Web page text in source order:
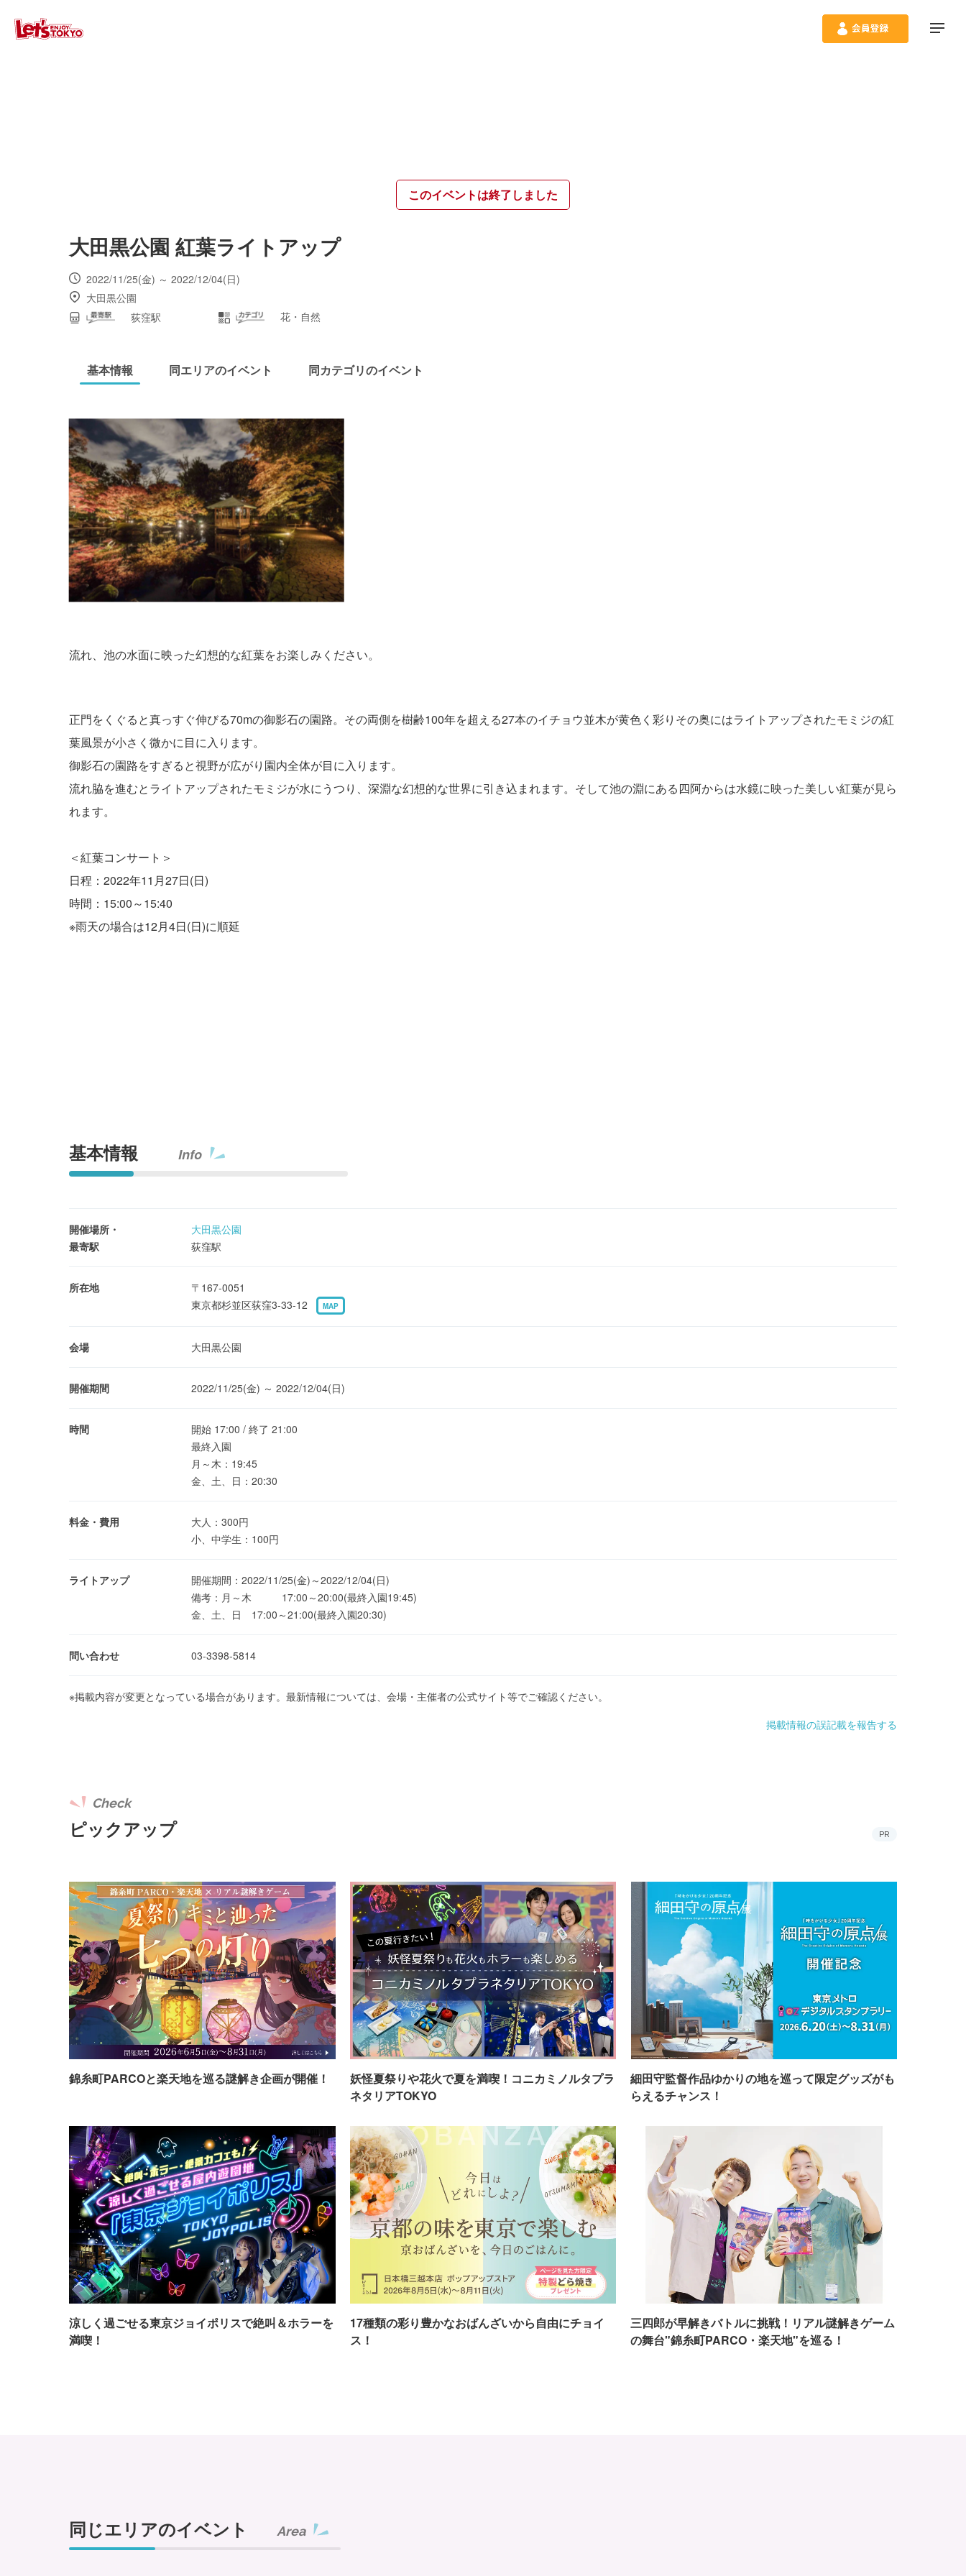
このイベントは終了しました
大田黒公園 紅葉ライトアップ
2022/11/25(金) ～ 2022/12/04(日)
大田黒公園
荻窪駅
花・自然
基本情報 同エリアのイベント 同カテゴリのイベント
流れ、池の水面に映った幻想的な紅葉をお楽しみください。
正門をくぐると真っすぐ伸びる70mの御影石の園路。その両側を樹齢100年を超える27本のイチョウ並木が黄色く彩りその奥にはライトアップされたモミジの紅
葉風景が小さく微かに目に入ります。
御影石の園路をすぎると視野が広がり園内全体が目に入ります。
流れ脇を進むとライトアップされたモミジが水にうつり、深淵な幻想的な世界に引き込まれます。そして池の淵にある四阿からは水鏡に映った美しい紅葉が見ら
れます。
＜紅葉コンサート＞
日程：2022年11月27日(日)
時間：15:00～15:40
※雨天の場合は12月4日(日)に順延
基本情報 Info
開催場所・
最寄駅
大田黒公園
荻窪駅
所在地
〒167-0051
東京都杉並区荻窪3-33-12
MAP
会場 大田黒公園
開催期間 2022/11/25(金) ～ 2022/12/04(日)
時間
開始 17:00 / 終了 21:00
最終入園
月～木：19:45
金、土、日：20:30
料金・費用
大人：300円
小、中学生：100円
ライトアップ
開催期間：2022/11/25(金)～2022/12/04(日)
備考：月～木 17:00～20:00(最終入園19:45)
金、土、日 17:00～21:00(最終入園20:30)
問い合わせ 03-3398-5814
※掲載内容が変更となっている場合があります。最新情報については、会場・主催者の公式サイト等でご確認ください。
掲載情報の誤記載を報告する
ピックアップ
Check
PR
錦糸町PARCOと楽天地を巡る謎解き企画が開催！
妖怪夏祭りや花火で夏を満喫！コニカミノルタプラ
ネタリアTOKYO
細田守監督作品ゆかりの地を巡って限定グッズがも
らえるチャンス！
涼しく過ごせる東京ジョイポリスで絶叫＆ホラーを
満喫！
17種類の彩り豊かなおばんざいから自由にチョイ
ス！
三四郎が早解きバトルに挑戦！リアル謎解きゲーム
の舞台"錦糸町PARCO・楽天地"を巡る！
同じエリアのイベント Area